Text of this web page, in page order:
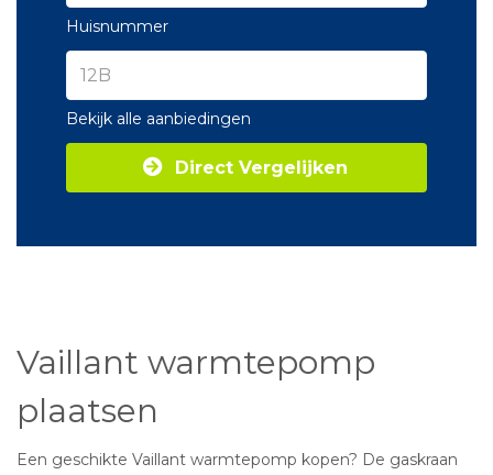
Huisnummer
Bekijk alle aanbiedingen
Direct Vergelijken
Vaillant warmtepomp
plaatsen
Een geschikte Vaillant warmtepomp kopen? De gaskraan